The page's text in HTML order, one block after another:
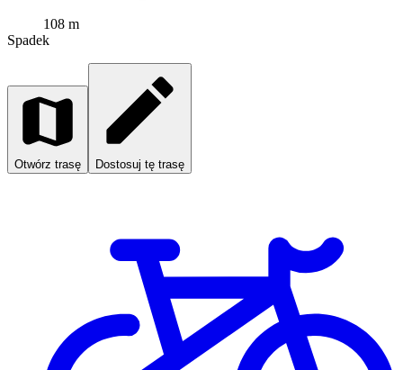
108 m
Spadek
Otwórz trasę Dostosuj tę trasę